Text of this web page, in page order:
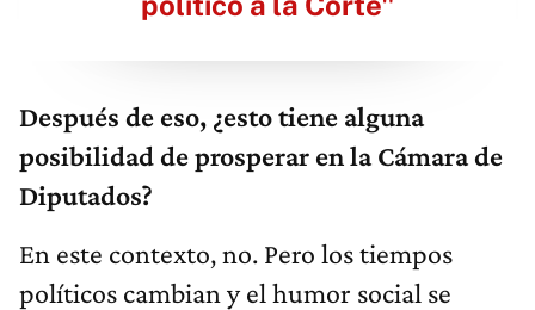
Después de eso, ¿esto tiene alguna
posibilidad de prosperar en la Cámara de
Diputados?
En este contexto, no. Pero los tiempos
políticos cambian y el humor social se